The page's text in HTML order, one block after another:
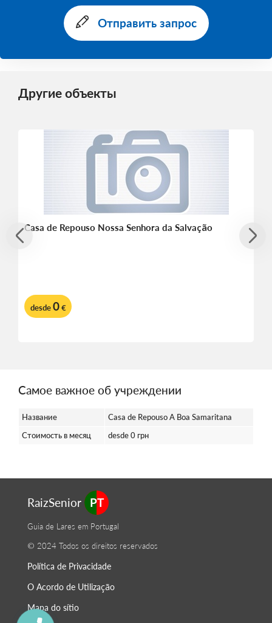
Отправить запрос
Другие объекты
Casa de Repouso Nossa Senhora da Salvação
desde0€
Самое важное об учреждении
Название
Casa de Repouso A Boa Samaritana
Стоимость в месяц
desde 0 грн
RaizSenior PT
Guia de Lares em Portugal
© 2024 Todos os direitos reservados
Política de Privacidade
O Acordo de Utilização
Mapa do sítio